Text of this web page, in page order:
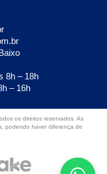
8h – 18h
– 16h
os direitos reservados. As
podendo haver diferença de